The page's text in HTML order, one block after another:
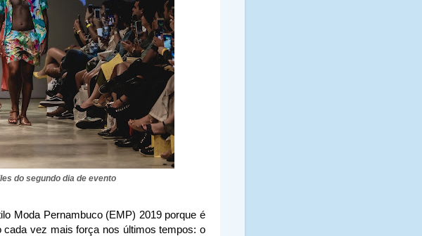
do segundo dia de evento
Moda Pernambuco (EMP) 2019 porque é
cada vez mais força nos últimos tempos: o